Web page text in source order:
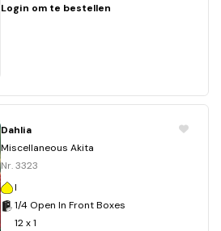
Login om te bestellen
Dahlia
Miscellaneous Akita
Nr. 3323
I
1/4 Open In Front Boxes
12 x 1